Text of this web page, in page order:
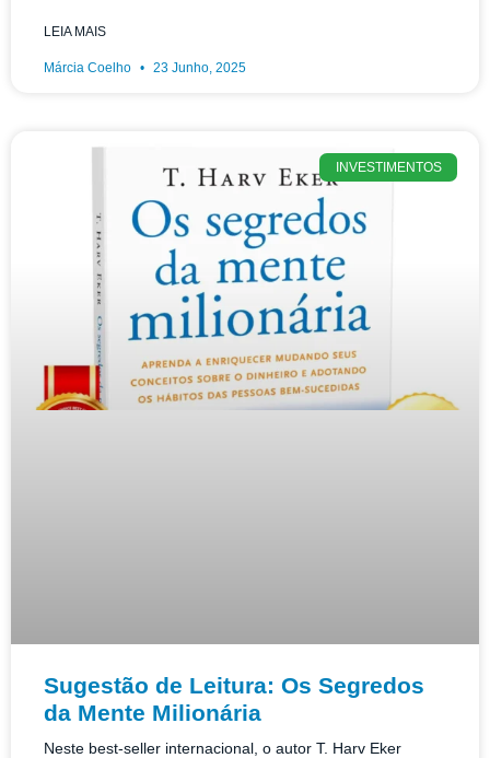
LEIA MAIS
Márcia Coelho 23 Junho, 2025
INVESTIMENTOS
Sugestão de Leitura: Os Segredos
da Mente Milionária
Neste best‑seller internacional, o autor T. Harv Eker